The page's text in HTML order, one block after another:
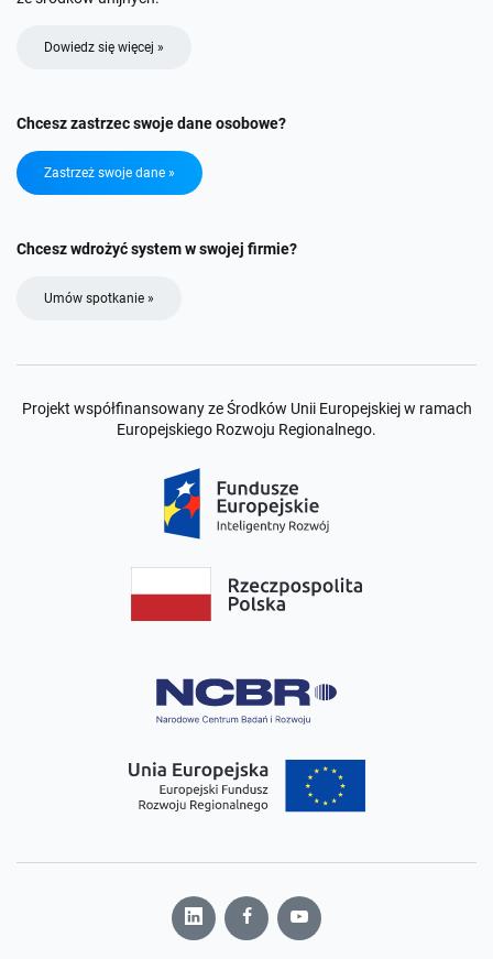
Dowiedz się więcej »
Chcesz zastrzec swoje dane osobowe?
Zastrzeż swoje dane »
Chcesz wdrożyć system w swojej firmie?
Umów spotkanie »
Projekt współfinansowany ze Środków Unii Europejskiej w ramach
Europejskiego Rozwoju Regionalnego.